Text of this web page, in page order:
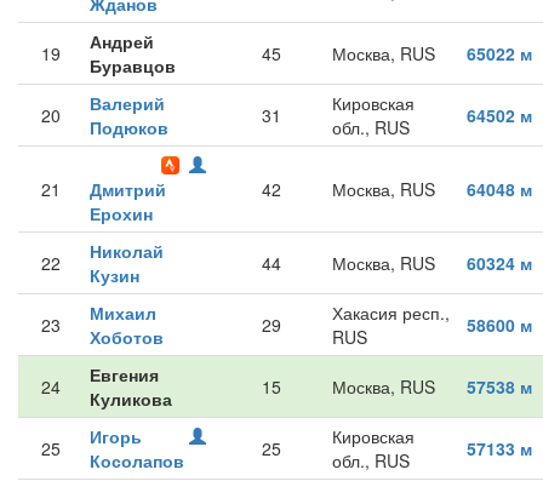
19
Андрей
Буравцов
45 Москва, RUS 65022 м
20
Валерий
Подюков
31
Кировская
обл., RUS
64502 м
21
Дмитрий
Ерохин
42 Москва, RUS 64048 м
22
Николай
Кузин
44 Москва, RUS 60324 м
23
Михаил
Хоботов
29
Хакасия респ.,
RUS
58600 м
24
Евгения
Куликова
15 Москва, RUS 57538 м
25
Игорь
Косолапов
25
Кировская
обл., RUS
57133 м